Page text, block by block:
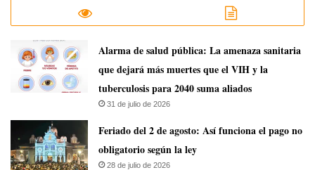
​Alarma de salud pública: La amenaza sanitaria
que dejará más muertes que el VIH y la
tuberculosis para 2040 suma aliados
31 de julio de 2026
Feriado del 2 de agosto: Así funciona el pago no
obligatorio según la ley
28 de julio de 2026